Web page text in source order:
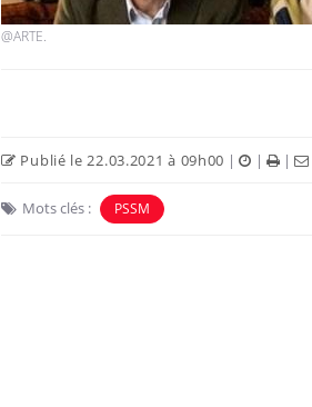
@ARTE.
Publié le 22.03.2021 à 09h00 | | |
Mots clés : PSSM